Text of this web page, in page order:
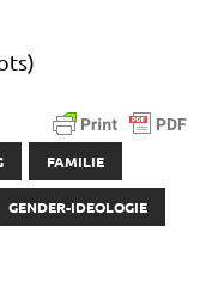
FAMILIE
GENDER-IDEOLOGIE